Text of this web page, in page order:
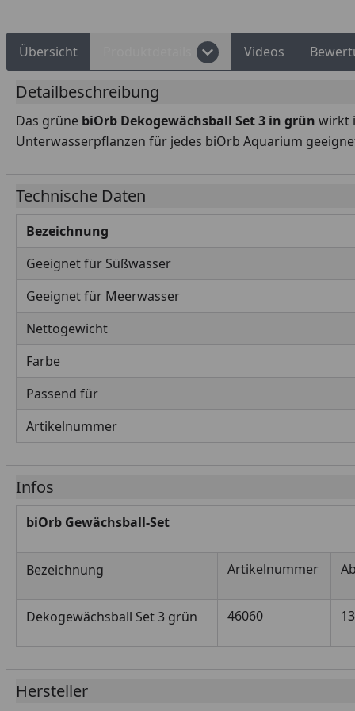
Übersicht Videos
Detailbeschreibung
Das grüne biOrb Dekogewächsball Set 3 in grün wirkt
Unterwasserpflanzen für jedes biOrb Aquarium
Technische Daten
Bezeichnung
Geeignet für Süßwasser
Geeignet für Meerwasser
Nettogewicht
Farbe
Passend für
Artikelnummer
Infos
biOrb Gewächsball-Set
Bezeichnung Artikelnummer
Dekogewächsball Set 3 grün 46060
Hersteller